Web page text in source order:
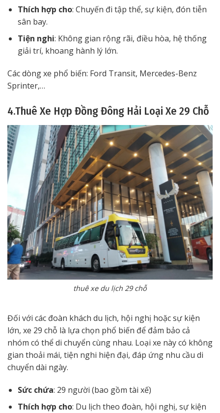
Thích hợp cho: Chuyến đi tập thể, sự kiện, đón tiễn
sân bay.
Tiện nghi: Không gian rộng rãi, điều hòa, hệ thống
giải trí, khoang hành lý lớn.
Các dòng xe phổ biến: Ford Transit, Mercedes-Benz
Sprinter,…
4.Thuê Xe Hợp Đồng Đông Hải Loại Xe 29 Chỗ
thuê xe du lịch 29 chỗ
Đối với các đoàn khách du lịch, hội nghị hoặc sự kiện
lớn, xe 29 chỗ là lựa chọn phổ biến để đảm bảo cả
nhóm có thể di chuyển cùng nhau. Loại xe này có không
gian thoải mái, tiện nghi hiện đại, đáp ứng nhu cầu di
chuyển dài ngày.
Sức chứa: 29 người (bao gồm tài xế)
Thích hợp cho: Du lịch theo đoàn, hội nghị, sự kiện